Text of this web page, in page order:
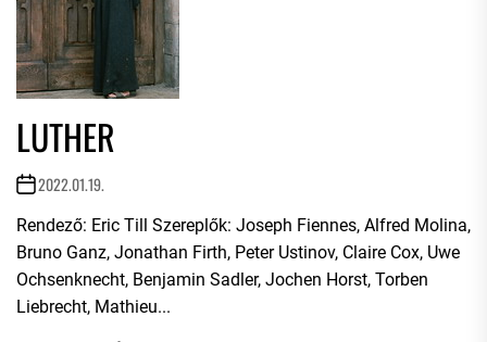
LUTHER
2022.01.19.
Rendező: Eric Till Szereplők: Joseph Fiennes, Alfred Molina,
Bruno Ganz, Jonathan Firth, Peter Ustinov, Claire Cox, Uwe
Ochsenknecht, Benjamin Sadler, Jochen Horst, Torben
Liebrecht, Mathieu...